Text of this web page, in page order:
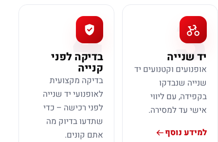
3
יד שנייה
אופנועים וקטנועים יד
שנייה שנבדקו
בקפידה, עם ליווי
אישי עד למסירה.
למידע נוסף
4
בדיקה לפני
קנייה
בדיקה מקצועית
לאופנועי יד שנייה
לפני רכישה – כדי
שתדעו בדיוק מה
אתם קונים.